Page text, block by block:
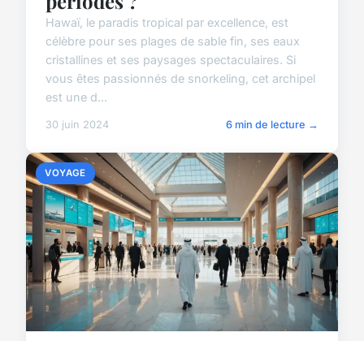
Hawaï, le paradis tropical par excellence, est
célèbre pour ses plages de sable fin, ses eaux
cristallines et ses paysages spectaculaires. Si
vous êtes passionnés de snorkeling, cet archipel
est une d...
30 juin 2024 6 min de lecture →
VOYAGE